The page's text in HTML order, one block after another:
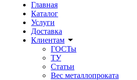
Главная
Каталог
Услуги
Доставка
Клиентам
ГОСТы
ТУ
Статьи
Вес металлопроката